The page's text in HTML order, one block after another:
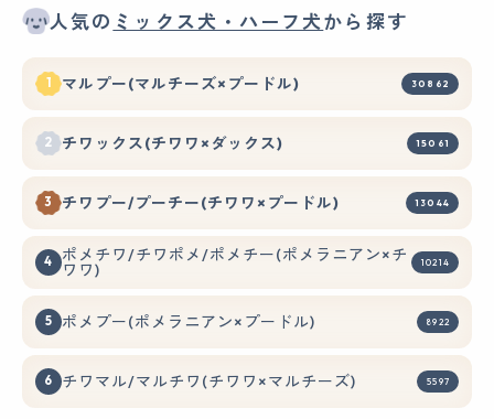
人気の ミックス犬・ハーフ犬から探す
マルプー(マルチーズ×プードル) 30862
チワックス(チワワ×ダックス) 15061
チワプー/プーチー(チワワ×プードル) 13044
ポメチワ/チワポメ/ポメチー(ポメラニアン×チ
ワワ) 10214
ポメプー(ポメラニアン×プードル) 8922
チワマル/マルチワ(チワワ×マルチーズ) 5597